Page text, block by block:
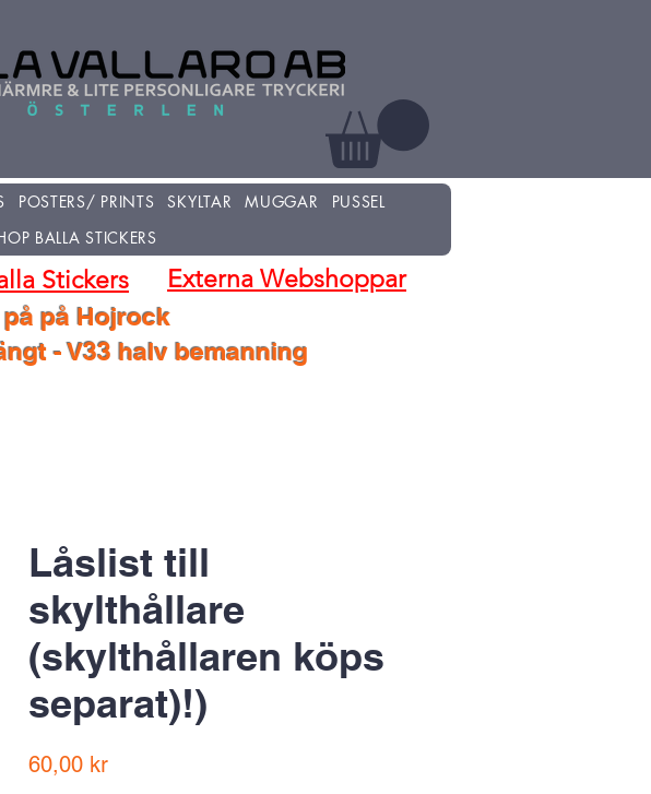
POSTERS/ PRINTS SKYLTAR MUGGAR
PUSSEL
BALLA STICKERS
Stickers
Externa Webshoppar
på Hojrock
- V33 halv bemanning
Låslist till
skylthållare
(skylthållaren köps
separat)!)
60,00 krPrice